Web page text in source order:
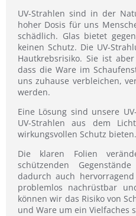
UV-Strahlen sind in der
hoher Dosis für uns
schädlich. Glas bietet
keinen Schutz. Die UV-
Hautkrebsrisiko. Sie ist
dass die Ware im
uns zuhause verbleichen,
werden.
Eine Lösung sind unsere
UV-Strahlen aus dem
wirkungsvollen Schutz bieten.
Die klaren Folien
schützenden
dadurch auch
problemlos nachrüstbar
können wir das Risiko von
und Ware um ein Vielfaches